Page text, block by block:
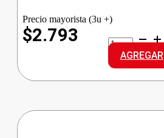
Precio mayorista (3u +)
$2.793
BABYSEC
ULTRA
REG.
GRANDE
cantidad
AGREGAR